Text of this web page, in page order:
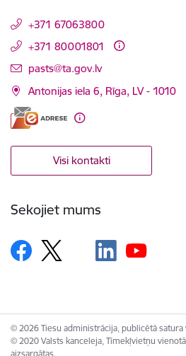
+371 67063800
+371 80001801
E-pasts:
pasts@ta.gov.lv
Antonijas iela 6, Rīga, LV - 1010
Visi kontakti
Sekojiet mums
© 2026 Tiesu administrācija, publicētā satura
© 2020 Valsts kanceleja, Tīmekļvietņu
aizsargātas.